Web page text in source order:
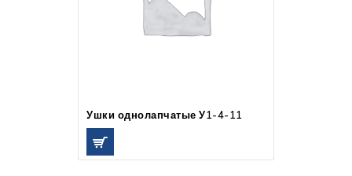
Ушки однолапчатые У1-4-11